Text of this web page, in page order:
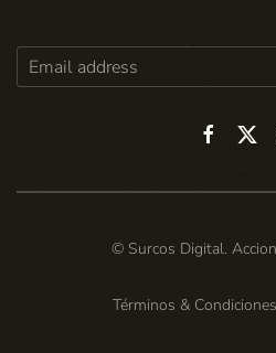
© Surcos Digital.
Términos & Condiciones